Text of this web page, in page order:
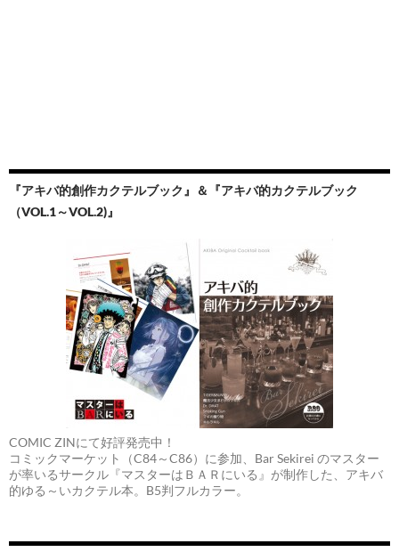
『アキバ的創作カクテルブック』＆『アキバ的カクテルブック
（VOL.1～VOL.2)』
COMIC ZINにて好評発売中！
コミックマーケット（C84～C86）に参加、Bar Sekirei のマスター
が率いるサークル『マスターはＢＡＲにいる』が制作した、アキバ
的ゆる～いカクテル本。B5判フルカラー。